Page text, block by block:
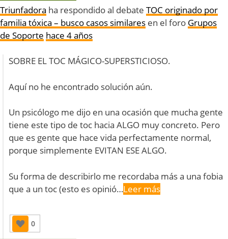
Triunfadora ha respondido al debate TOC originado por
familia tóxica – busco casos similares en el foro Grupos
de Soporte hace 4 años
SOBRE EL TOC MÁGICO-SUPERSTICIOSO.
Aquí no he encontrado solución aún.
Un psicólogo me dijo en una ocasión que mucha gente
tiene este tipo de toc hacia ALGO muy concreto. Pero
que es gente que hace vida perfectamente normal,
porque simplemente EVITAN ESE ALGO.
Su forma de describirlo me recordaba más a una fobia
que a un toc (esto es opinió…Leer más
0